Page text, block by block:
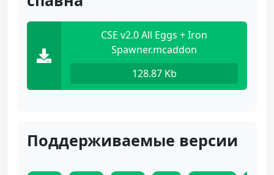
CSE v2.0 All Eggs + Iron
Spawner.mcaddon
128.87 Kb
Поддерживаемые версии